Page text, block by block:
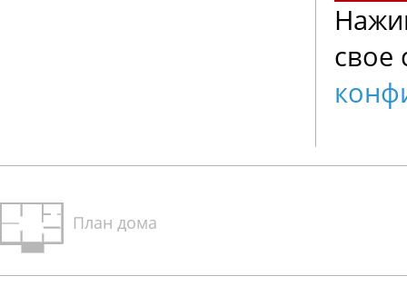
свое
План дома